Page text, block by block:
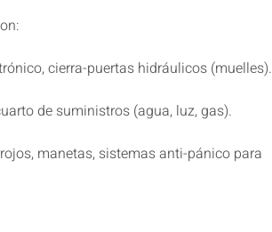
cierra-puertas hidráulicos (muelles).
de suministros (agua, luz, gas).
manetas, sistemas anti-pánico para